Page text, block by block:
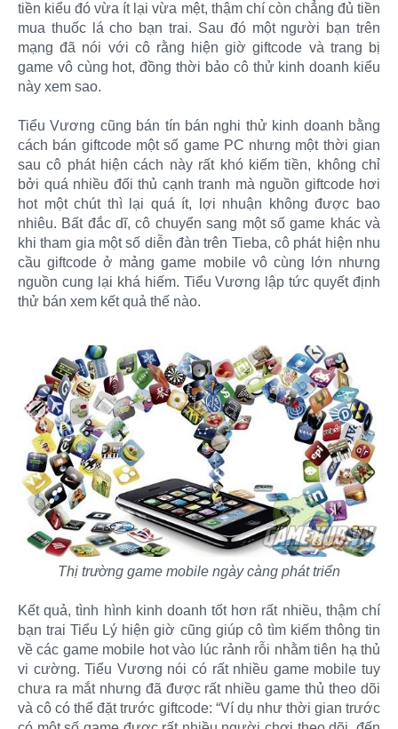
tiền kiểu đó vừa ít lại vừa mệt, thậm chí còn chẳng đủ tiền
mua thuốc lá cho bạn trai. Sau đó một người bạn trên
mạng đã nói với cô rằng hiện giờ giftcode và trang bị
game vô cùng hot, đồng thời bảo cô thử kinh doanh kiểu
này xem sao.
Tiểu Vương cũng bán tín bán nghi thử kinh doanh bằng
cách bán giftcode một số game PC nhưng một thời gian
sau cô phát hiện cách này rất khó kiếm tiền, không chỉ
bởi quá nhiều đối thủ cạnh tranh mà nguồn giftcode hơi
hot một chút thì lại quá ít, lợi nhuận không được bao
nhiêu. Bất đắc dĩ, cô chuyển sang một số game khác và
khi tham gia một số diễn đàn trên Tieba, cô phát hiện nhu
cầu giftcode ở mảng game mobile vô cùng lớn nhưng
nguồn cung lại khá hiếm. Tiểu Vương lập tức quyết định
thử bán xem kết quả thế nào.
Thị trường game mobile ngày càng phát triển
Kết quả, tình hình kinh doanh tốt hơn rất nhiều, thậm chí
bạn trai Tiểu Lý hiện giờ cũng giúp cô tìm kiếm thông tin
về các game mobile hot vào lúc rảnh rỗi nhằm tiên hạ thủ
vi cường. Tiểu Vương nói có rất nhiều game mobile tuy
chưa ra mắt nhưng đã được rất nhiều game thủ theo dõi
và cô có thể đặt trước giftcode: “Ví dụ như thời gian trước